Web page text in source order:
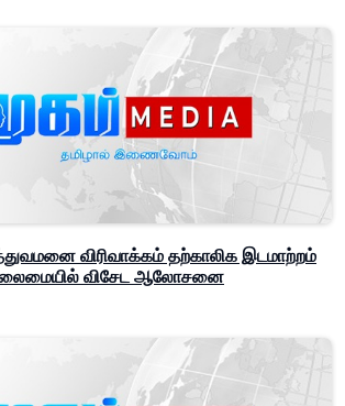
விரிவாக்கம் தற்காலிக இடமாற்றம்
தலைமையில் விசேட ஆலோசனை